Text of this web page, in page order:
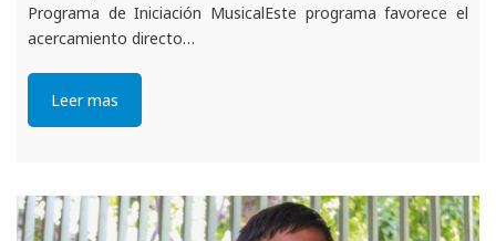
Programa de Iniciación MusicalEste programa favorece el
acercamiento directo…
Leer mas